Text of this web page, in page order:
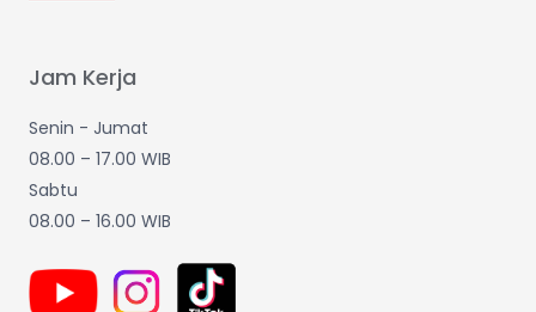
Jam Kerja
Senin - Jumat
08.00 – 17.00 WIB
Sabtu
08.00 – 16.00 WIB